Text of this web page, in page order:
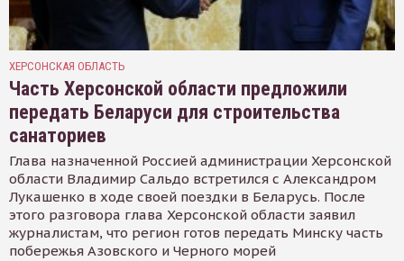
ХЕРСОНСКАЯ ОБЛАСТЬ
Часть Херсонской области предложили
передать Беларуси для строительства
санаториев
Глава назначенной Россией администрации Херсонской
области Владимир Сальдо встретился с Александром
Лукашенко в ходе своей поездки в Беларусь. После
этого разговора глава Херсонской области заявил
журналистам, что регион готов передать Минску часть
побережья Азовского и Черного морей